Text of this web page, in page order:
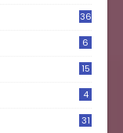
36
6
15
4
31